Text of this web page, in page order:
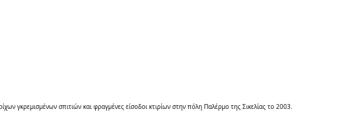
γκρεμισμένων σπιτιών και φραγμένες είσοδοι κτιρίων στην πόλη Παλέρμο της Σικελίας το 2003.